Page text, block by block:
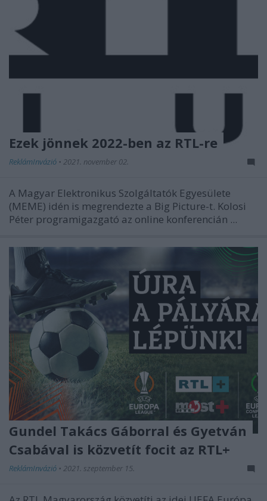
Ezek jönnek 2022-ben az RTL-re
ReklámInvázió • 2021. november 02.
A Magyar Elektronikus Szolgáltatók Egyesülete
(MEME) idén is megrendezte a Big Picture-t. Kolosi
Péter programigazgató az online konferencián ...
Gundel Takács Gáborral és Gyetván
Csabával is közvetít focit az RTL+
ReklámInvázió • 2021. szeptember 15.